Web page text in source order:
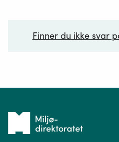
Finner du ikke svar
Tilbake